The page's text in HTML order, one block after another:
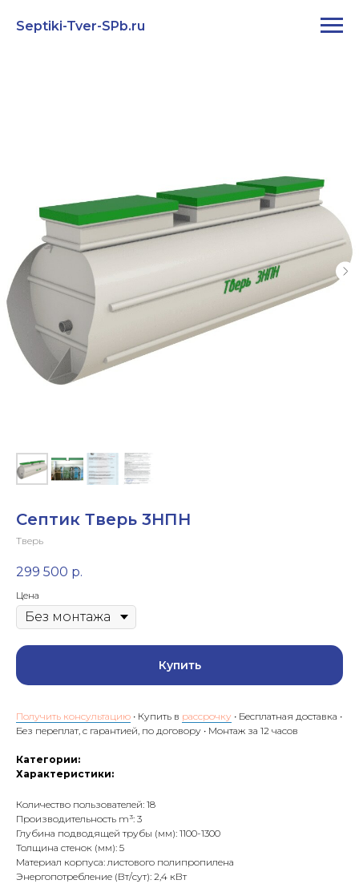
Septiki-Tver-SPb.ru
Септик Тверь 3НПН
Тверь
299 500 р.
Цена
Купить
Получить консультацию • Купить в рассрочку • Бесплатная доставка •
Без переплат, с гарантией, по договору • Монтаж за 12 часов
Категории:
Характеристики:
Количество пользователей: 18
Производительность m³: 3
Глубина подводящей трубы (мм): 1100-1300
Толщина стенок (мм): 5
Материал корпуса: листового полипропилена
Энергопотребление (Вт/сут): 2,4 кВт